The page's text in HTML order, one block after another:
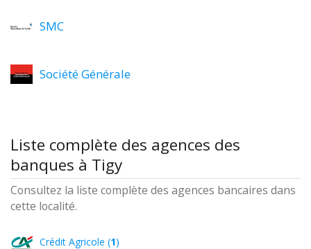
SMC
Société Générale
Liste complète des agences des
banques à Tigy
Consultez la liste complète des agences bancaires dans
cette localité.
Crédit Agricole (1)